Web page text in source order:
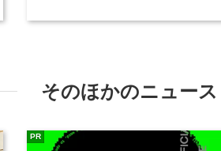
そのほかのニュース
PR